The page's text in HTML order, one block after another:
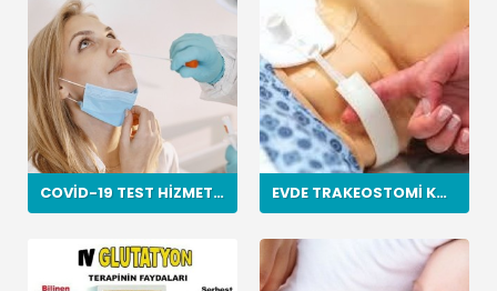
COVID-19 TEST HIZMETI (PCR) EVDE TRAKEOSTOMI KANÜL DEĞIŞIMI